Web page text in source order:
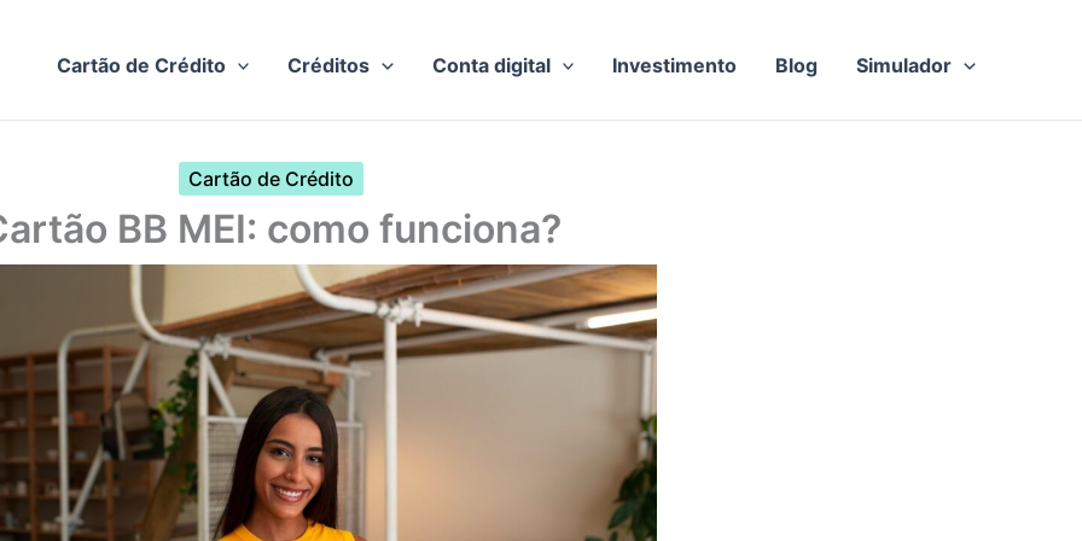
Cartão de Crédito Créditos Conta digital Investimento Blog Simulador
Cartão de Crédito
BB MEI: como funciona?